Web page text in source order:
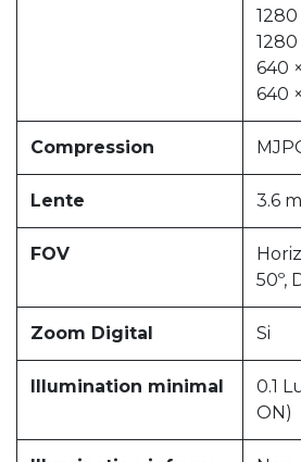
1280
1280
640
640
Compression
Lente 3.6
FOV
50º,
Zoom Digital Si
Illumination minimal
0.1
ON)